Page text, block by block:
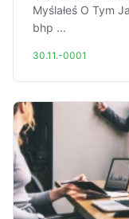
Myślałeś O Tym
bhp ...
30.11.-0001